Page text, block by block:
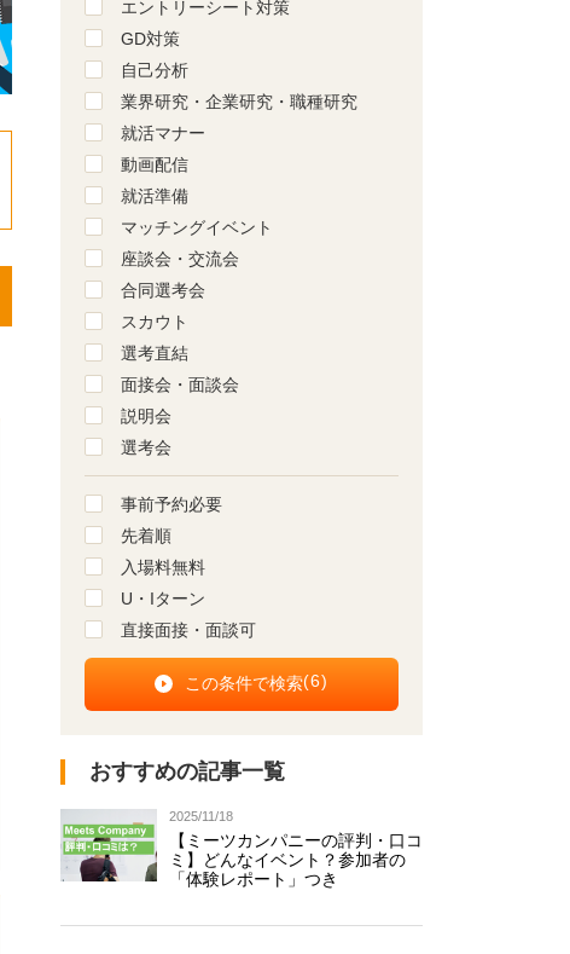
エントリーシート対策
GD対策
自己分析
業界研究・企業研究・職種研究
就活マナー
動画配信
就活準備
マッチングイベント
座談会・交流会
合同選考会
スカウト
選考直結
面接会・面談会
説明会
選考会
事前予約必要
先着順
入場料無料
U・Iターン
直接面接・面談可
(6)
おすすめの記事一覧
2025/11/18
【ミーツカンパニーの評判・口コ
ミ】どんなイベント？参加者の
「体験レポート」つき